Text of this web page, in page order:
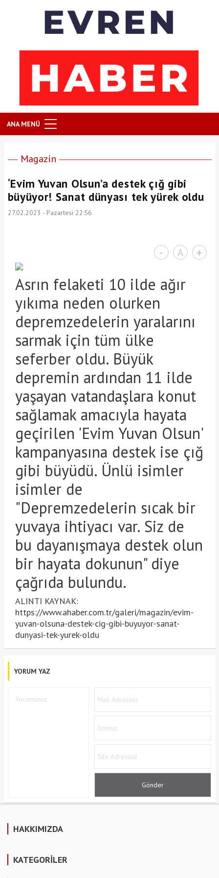
ANA MENÜ
Magazin
‘Evim Yuvan Olsun’a destek çığ gibi
büyüyor! Sanat dünyası tek yürek oldu
27.02.2023 - Pazartesi 22:56
- A +
Asrın felaketi 10 ilde ağır
yıkıma neden olurken
depremzedelerin yaralarını
sarmak için tüm ülke
seferber oldu. Büyük
depremin ardından 11 ilde
yaşayan vatandaşlara konut
sağlamak amacıyla hayata
geçirilen 'Evim Yuvan Olsun'
kampanyasına destek ise çığ
gibi büyüdü. Ünlü isimler
isimler de
"Depremzedelerin sıcak bir
yuvaya ihtiyacı var. Siz de
bu dayanışmaya destek olun
bir hayata dokunun" diye
çağrıda bulundu.
ALINTI KAYNAK:
https://www.ahaber.com.tr/galeri/magazin/evim-
yuvan-olsuna-destek-cig-gibi-buyuyor-sanat-
dunyasi-tek-yurek-oldu
YORUM YAZ
HAKKIMIZDA
KATEGORİLER